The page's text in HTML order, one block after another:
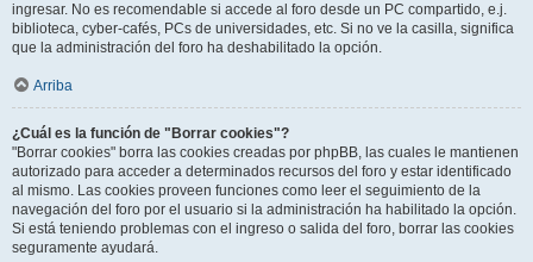
ingresar. No es recomendable si accede al foro desde un PC compartido, e.j.
biblioteca, cyber-cafés, PCs de universidades, etc. Si no ve la casilla, significa
que la administración del foro ha deshabilitado la opción.
Arriba
¿Cuál es la función de "Borrar cookies"?
"Borrar cookies" borra las cookies creadas por phpBB, las cuales le mantienen
autorizado para acceder a determinados recursos del foro y estar identificado
al mismo. Las cookies proveen funciones como leer el seguimiento de la
navegación del foro por el usuario si la administración ha habilitado la opción.
Si está teniendo problemas con el ingreso o salida del foro, borrar las cookies
seguramente ayudará.